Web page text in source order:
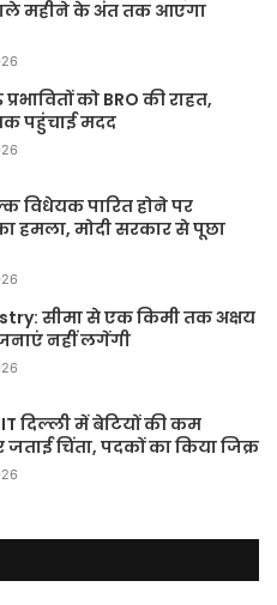
महीने के अंत तक आएगा
को BRO की राहत,
पहुंचाई मदद
विधेयक पारित होने पर
हमला, मोदी सरकार से पूछा
सीमा से एक किमी तक अक्षय
नहीं लगेंगी
दिल्ली में बेटियों की कम
जताई चिंता, पदकों का किया जिक्र